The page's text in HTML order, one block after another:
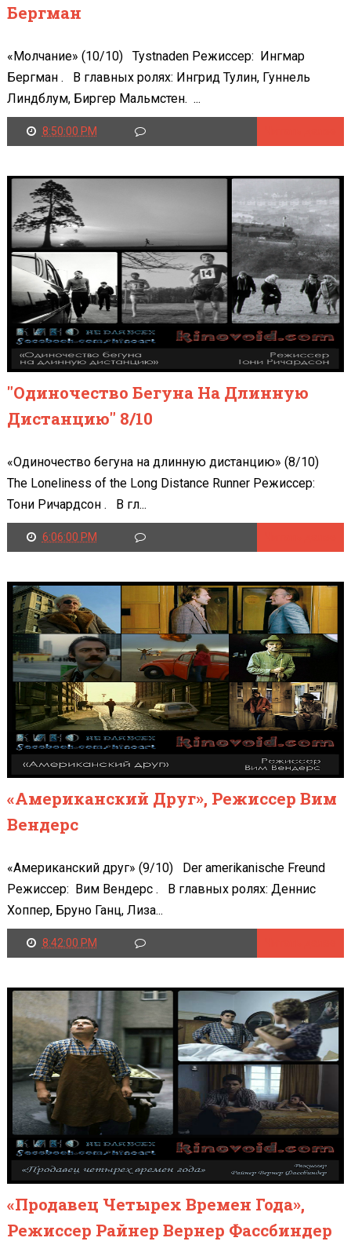
Бергман
«Молчание» (10/10) Tystnaden Режиссер: Ингмар
Бергман . В главных ролях: Ингрид Тулин, Гуннель
Линдблум, Биргер Мальмстен. ...
8:50:00 PM
"Одиночество Бегуна На Длинную
Дистанцию" 8/10
«Одиночество бегуна на длинную дистанцию» (8/10)
The Loneliness of the Long Distance Runner Режиссер:
Тони Ричардсон . В гл...
6:06:00 PM
«Американский Друг», Режиссер Вим
Вендерс
«Американский друг» (9/10) Der amerikanische Freund
Режиссер: Вим Вендерс . В главных ролях: Деннис
Хоппер, Бруно Ганц, Лиза...
8:42:00 PM
«Продавец Четырех Времен Года»,
Режиссер Райнер Вернер Фассбиндер